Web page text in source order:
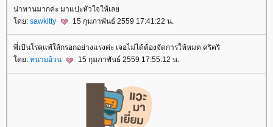
น่าทานมากค่ะ มาแปะหัวใจให้เล
ดย: sawkitty 15 กุมภาพันธ์ 2559 17:41:22 น.
พี่เป้นโรคแพ้ใส้กรอกอย่างแรงค่ะ เจอไม่ได้ต้องจัดการให้หมด คริคริ
ดย: ทนายอ้วน 15 กุมภาพันธ์ 2559 17:55:12 น.